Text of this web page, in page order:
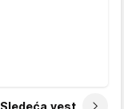
Sledeća vest